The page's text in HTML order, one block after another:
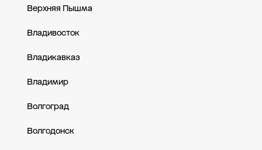
Верхняя Пышма
Владивосток
Владикавказ
Владимир
Волгоград
Волгодонск